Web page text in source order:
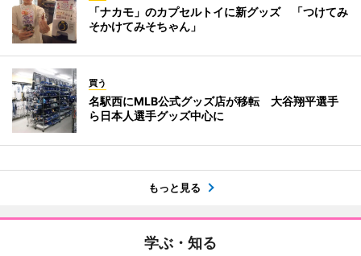
「ナカモ」のカプセルトイに新グッズ 「つけてみ
そかけてみそちゃん」
買う
名駅西にMLB公式グッズ店が移転 大谷翔平選手
ら日本人選手グッズ中心に
もっと見る
学ぶ・知る